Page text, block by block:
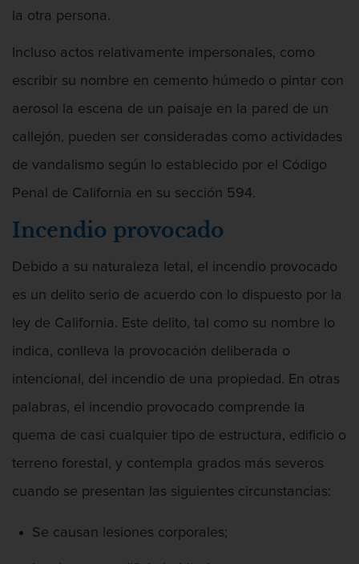
Fuego
Portar un Arma de Fuego Cargada
Portar un Arma de Fuego Oculta
Delitos de Conducción
Conducir con una licencia suspendida
Evadir a un oficial de policía
Homicidio vehicular
Robo de auto
Delitos de Cuello Blanco
Apropiación Indebida De Fondos
Falsificación
Malversación de fondos
la otra persona.
Incluso actos relativamente impersonales, como
escribir su nombre en cemento húmedo o pintar con
aerosol la escena de un paisaje en la pared de un
callejón, pueden ser consideradas como actividades
de vandalismo según lo establecido por el Código
Penal de California en su sección 594.
Incendio provocado
Debido a su naturaleza letal, el incendio provocado
es un delito serio de acuerdo con lo dispuesto por la
ley de California. Este delito, tal como su nombre lo
indica, conlleva la provocación deliberada o
intencional, del incendio de una propiedad. En otras
palabras, el incendio provocado comprende la
quema de casi cualquier tipo de estructura, edificio o
terreno forestal, y contempla grados más severos
cuando se presentan las siguientes circunstancias:
Se causan lesiones corporales;